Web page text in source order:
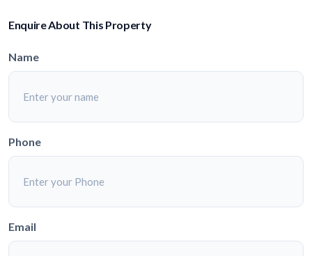
Enquire About This Property
Name
Phone
Email